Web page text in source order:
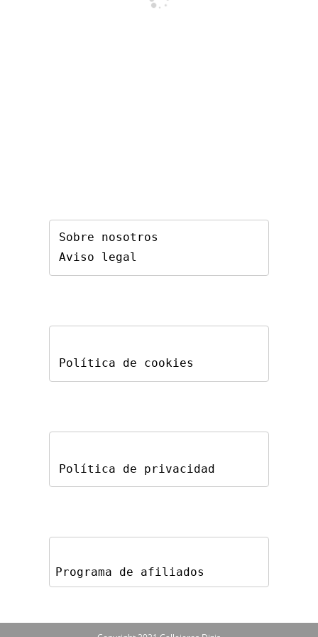
Sobre nosotros
Aviso legal
Política de cookies
Política de privacidad
Programa de afiliados